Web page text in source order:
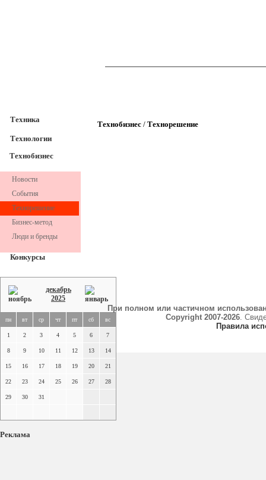
Техника
Технологии
Технобизнес
Новости
События
Технорешение
Бизнес-метод
Люди и бренды
Конкурсы
декабрь
2025
пн вт ср чт пт сб вс
1 2 3 4 5 6 7
8 9 10 11 12 13 14
15 16 17 18 19 20 21
22 23 24 25 26 27 28
29 30 31
Реклама
Технобизнес / Технорешение
При полном или частичном
Copyright 2007-2026.
Правила